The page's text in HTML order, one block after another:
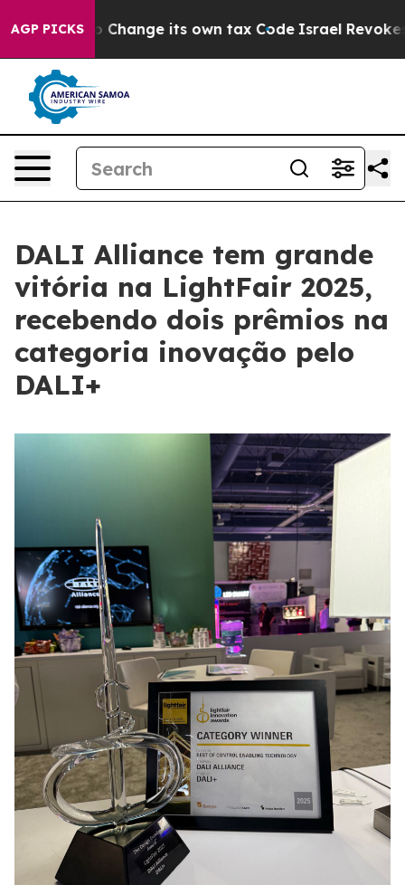
AGP PICKSto Change its own tax Code Israel Revokes
DALI Alliance tem grande
vitória na LightFair 2025,
recebendo dois prêmios na
categoria inovação pelo
DALI+